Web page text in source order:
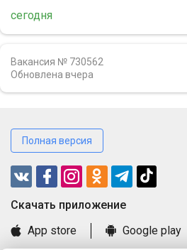
сегодня
Вакансия № 730562
Обновлена вчера
Полная версия
Cкачать приложение
App store
Google play